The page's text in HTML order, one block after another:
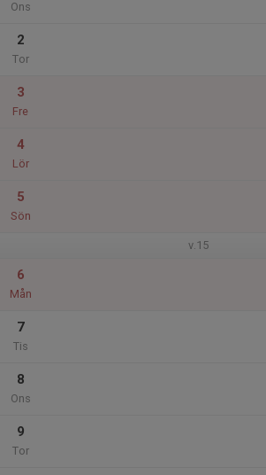
Ons
2
Tor
3
Fre
4
Lör
5
Sön
v.15
6
Mån
7
Tis
8
Ons
9
Tor